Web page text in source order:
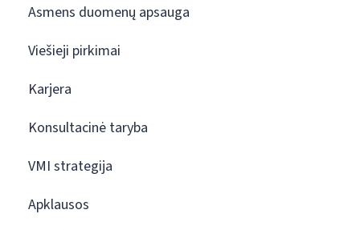
Asmens duomenų apsauga
Viešieji pirkimai
Karjera
Konsultacinė taryba
VMI strategija
Apklausos